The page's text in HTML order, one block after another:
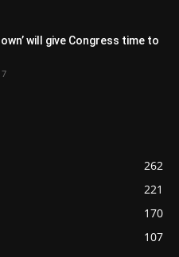
will give Congress time to
262
221
170
107